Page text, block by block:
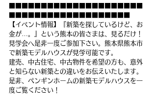
【イベント情報】『新築を探しているけど、お
金が…。』という熊本の皆さまは、見るだけ！
見学会へ是非一度ご参加下さい。熊本県熊本市
で新築モデルハウスが見学可能です。
建売、中古住宅、中古物件を希望の方も、意外
と知らない新築との違いをお伝えいたします。
是非、ペンギンホームの新築モデルハウスを一
度ご覧ください！